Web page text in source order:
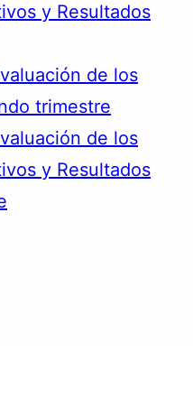
y Resultados
de los
trimestre
de los
y Resultados